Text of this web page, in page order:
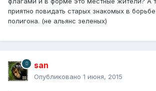
приятно повидать старых знакомых в
полигона. (не альянс зеленых)
san
Опубликовано 1 июня, 2015